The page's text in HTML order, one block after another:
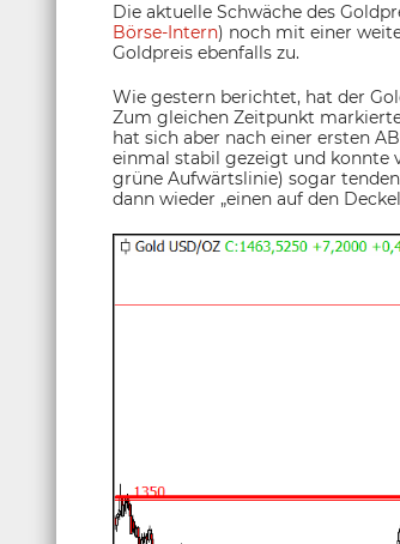
Die aktuelle Schwäche des
Börse-Intern) noch mit einer
Goldpreis ebenfalls zu.
Wie gestern berichtet, hat der
Zum gleichen Zeitpunkt
hat sich aber nach einer ersten
einmal stabil gezeigt und konnte
grüne Aufwärtslinie) sogar
dann wieder „einen auf den